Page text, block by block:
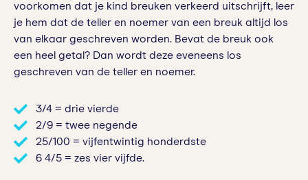
voorkomen dat je kind breuken verkeerd uitschrijft, leer
je hem dat de teller en noemer van een breuk altijd los
van elkaar geschreven worden. Bevat de breuk ook
een heel getal? Dan wordt deze eveneens los
geschreven van de teller en noemer.
3/4 = drie vierde
2/9 = twee negende
25/100 = vijfentwintig honderdste
6 4/5 = zes vier vijfde.